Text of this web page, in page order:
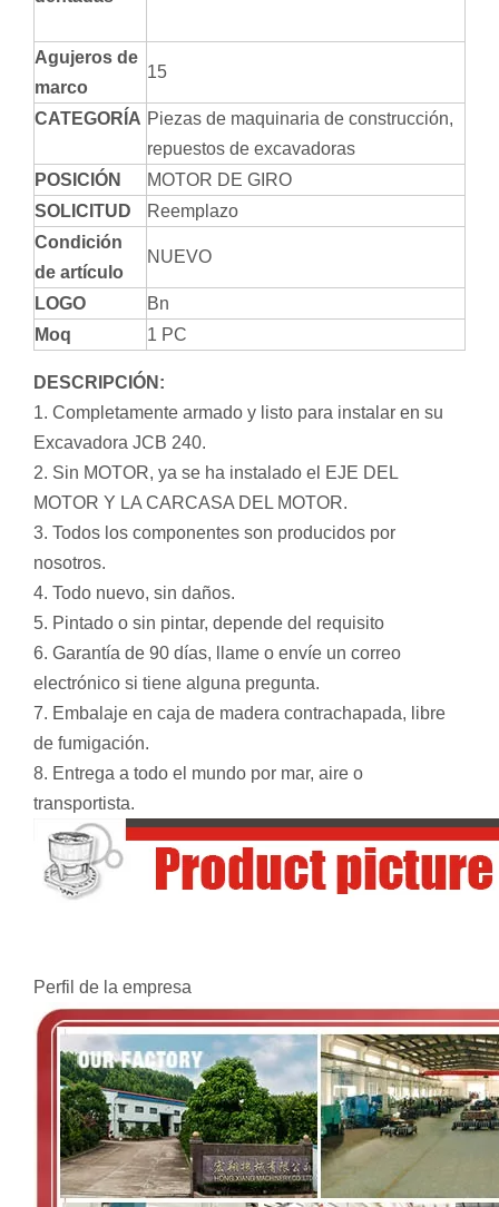
Agujeros de
marco
15
CATEGORÍA Piezas de maquinaria de construcción,
repuestos de excavadoras
POSICIÓN
MOTOR DE GIRO
SOLICITUD
Reemplazo
Condición
de artículo
NUEVO
LOGO
Bn
Moq
1 PC
DESCRIPCIÓN:
1. Completamente armado y listo para instalar en su
Excavadora JCB 240.
2. Sin MOTOR, ya se ha instalado el EJE DEL
MOTOR Y LA CARCASA DEL MOTOR.
3. Todos los componentes son producidos por
nosotros.
4. Todo nuevo, sin daños.
5. Pintado o sin pintar, depende del requisito
6. Garantía de 90 días, llame o envíe un correo
electrónico si tiene alguna pregunta.
7. Embalaje en caja de madera contrachapada, libre
de fumigación.
8. Entrega a todo el mundo por mar, aire o
transportista.
Perfil de la empresa